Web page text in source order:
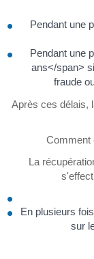
Pendant une
Pendant une
ans</span>
fraude
Après ces délais,
Comment
La
En plusieurs
sur